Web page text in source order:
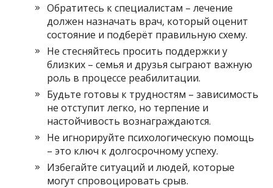
Обратитесь к специалистам – лечение
должен назначать врач, который оценит
состояние и подберёт правильную схему.
Не стесняйтесь просить поддержки у
близких – семья и друзья сыграют важную
роль в процессе реабилитации.
Будьте готовы к трудностям – зависимость
не отступит легко, но терпение и
настойчивость вознаграждаются.
Не игнорируйте психологическую помощь
– это ключ к долгосрочному успеху.
Избегайте ситуаций и людей, которые
могут спровоцировать срыв.